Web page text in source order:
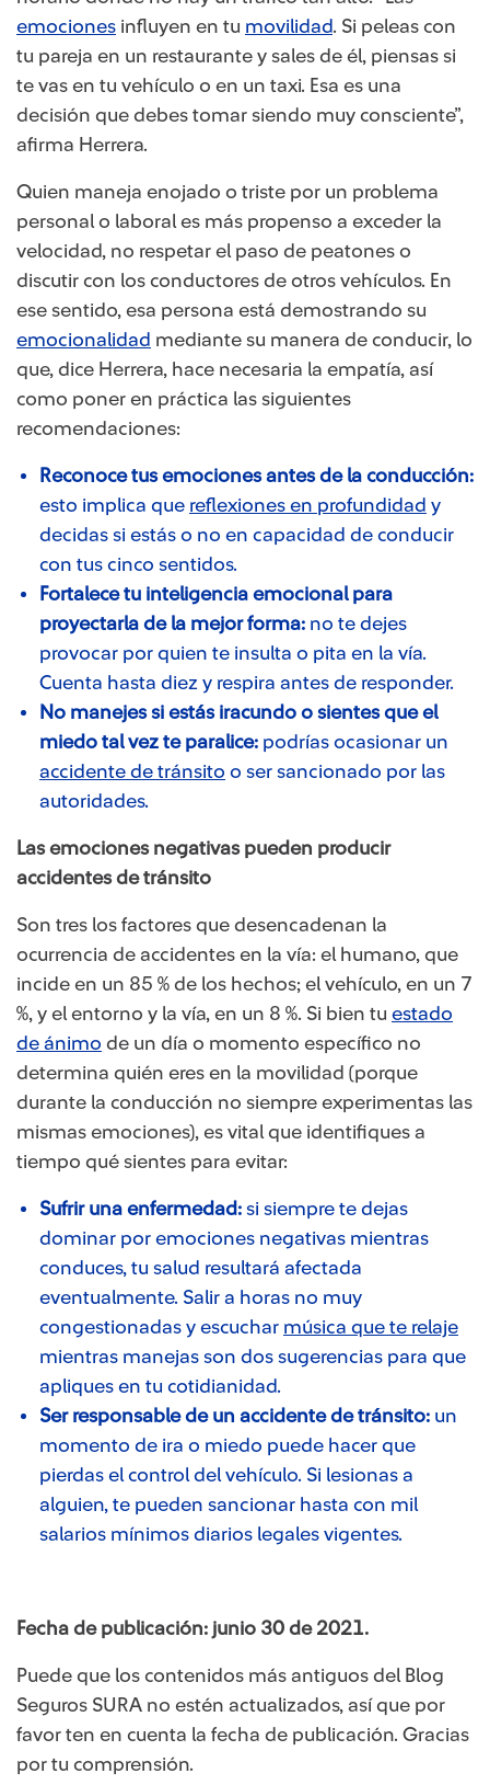
emociones influyen en tu movilidad. Si peleas con
tu pareja en un restaurante y sales de él, piensas si
te vas en tu vehículo o en un taxi. Esa es una
decisión que debes tomar siendo muy consciente”,
afirma Herrera.
Quien maneja enojado o triste por un problema
personal o laboral es más propenso a exceder la
velocidad, no respetar el paso de peatones o
discutir con los conductores de otros vehículos. En
ese sentido, esa persona está demostrando su
emocionalidad mediante su manera de conducir, lo
que, dice Herrera, hace necesaria la empatía, así
como poner en práctica las siguientes
recomendaciones:
Reconoce tus emociones antes de la conducción:
esto implica que reflexiones en profundidad y
decidas si estás o no en capacidad de conducir
con tus cinco sentidos.
Fortalece tu inteligencia emocional para
proyectarla de la mejor forma: no te dejes
provocar por quien te insulta o pita en la vía.
Cuenta hasta diez y respira antes de responder.
No manejes si estás iracundo o sientes que el
miedo tal vez te paralice: podrías ocasionar un
accidente de tránsito o ser sancionado por las
autoridades.
Las emociones negativas pueden producir
accidentes de tránsito
Son tres los factores que desencadenan la
ocurrencia de accidentes en la vía: el humano, que
incide en un 85 % de los hechos; el vehículo, en un 7
%, y el entorno y la vía, en un 8 %. Si bien tu estado
de ánimo de un día o momento específico no
determina quién eres en la movilidad (porque
durante la conducción no siempre experimentas las
mismas emociones), es vital que identifiques a
tiempo qué sientes para evitar:
Sufrir una enfermedad: si siempre te dejas
dominar por emociones negativas mientras
conduces, tu salud resultará afectada
eventualmente. Salir a horas no muy
congestionadas y escuchar música que te relaje
mientras manejas son dos sugerencias para que
apliques en tu cotidianidad.
Ser responsable de un accidente de tránsito: un
momento de ira o miedo puede hacer que
pierdas el control del vehículo. Si lesionas a
alguien, te pueden sancionar hasta con mil
salarios mínimos diarios legales vigentes.
Fecha de publicación: junio 30 de 2021.
Puede que los contenidos más antiguos del Blog
Seguros SURA no estén actualizados, así que por
favor ten en cuenta la fecha de publicación. Gracias
por tu comprensión.